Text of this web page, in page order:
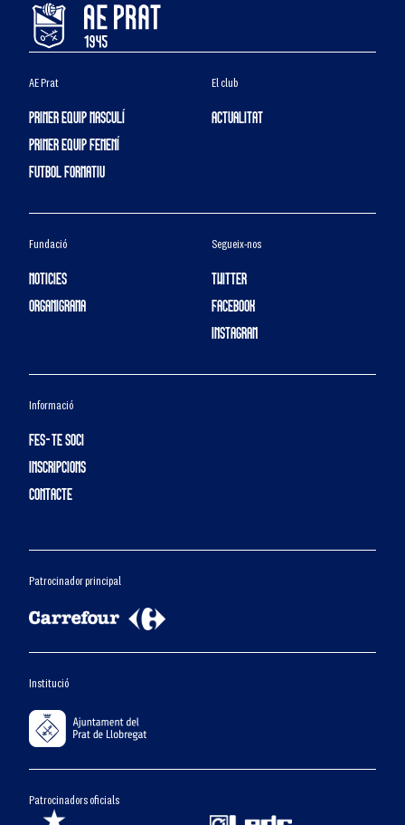
AE Prat
PRIMER EQUIP MASCULÍ
PRIMER EQUIP FEMENÍ
FUTBOL FORMATIU
El club
ACTUALITAT
Fundació
NOTICIES
ORGANIGRAMA
Segueix-nos
TWITTER
FACEBOOK
INSTAGRAM
Informació
FES-TE SOCI
INSCRIPCIONS
CONTACTE
Patrocinador principal
Institució
Patrocinadors oficials